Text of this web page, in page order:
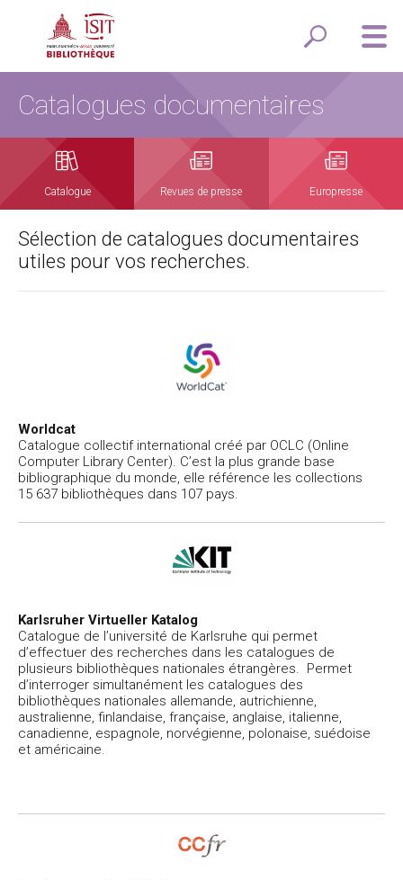
Catalogues documentaires
Catalogue Revues de presse Europresse
Sélection de catalogues documentaires
utiles pour vos recherches.
Worldcat
Catalogue collectif international créé par OCLC (Online
Computer Library Center). C’est la plus grande base
bibliographique du monde, elle référence les collections
15 637 bibliothèques dans 107 pays.
Karlsruher Virtueller Katalog
Catalogue de l’université de Karlsruhe qui permet
d’effectuer des recherches dans les catalogues de
plusieurs bibliothèques nationales étrangères. Permet
d’interroger simultanément les catalogues des
bibliothèques nationales allemande, autrichienne,
australienne, finlandaise, française, anglaise, italienne,
canadienne, espagnole, norvégienne, polonaise, suédoise
et américaine.